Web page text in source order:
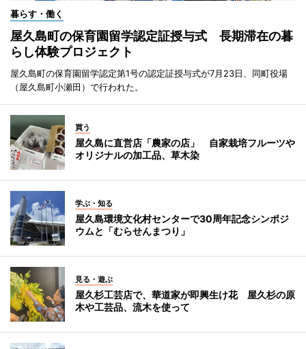
暮らす・働く
屋久島町の保育園留学認定証授与式 長期滞在の暮
らし体験プロジェクト
屋久島町の保育園留学認定第1号の認定証授与式が7月23日、同町役場
（屋久島町小瀬田）で行われた。
買う
屋久島に直営店「農家の店」 自家栽培フルーツや
オリジナルの加工品、草木染
学ぶ・知る
屋久島環境文化村センターで30周年記念シンポジ
ウムと「むらせんまつり」
見る・遊ぶ
屋久杉工芸店で、華道家が即興生け花 屋久杉の原
木や工芸品、流木を使って